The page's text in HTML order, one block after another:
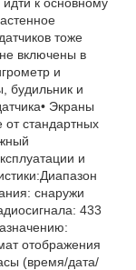
тоже
включены в
и
будильник и
Экраны
от стандартных
и
снаружи
433
отображения
(время/дата/